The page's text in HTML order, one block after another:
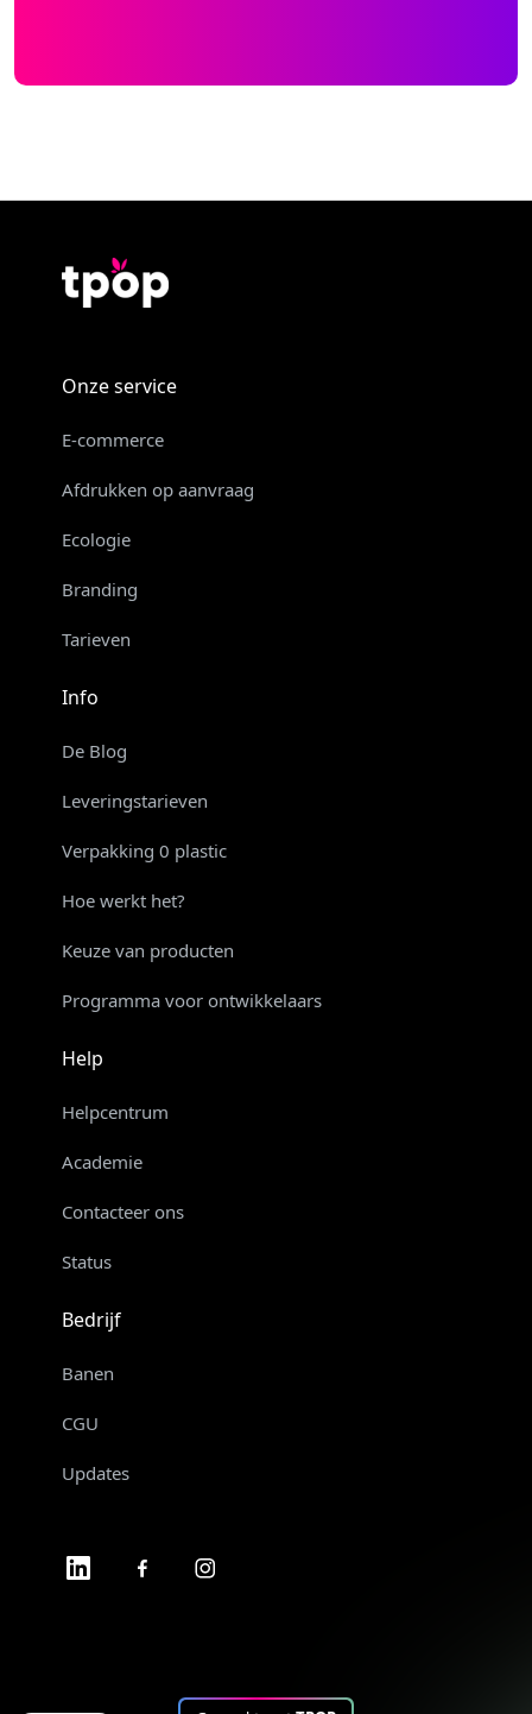
Onze service
E-commerce
Afdrukken op aanvraag
Ecologie
Branding
Tarieven
Info
De Blog
Leveringstarieven
Verpakking 0 plastic
Hoe werkt het?
Keuze van producten
Programma voor ontwikkelaars
Help
Helpcentrum
Academie
Contacteer ons
Status
Bedrijf
Banen
CGU
Updates